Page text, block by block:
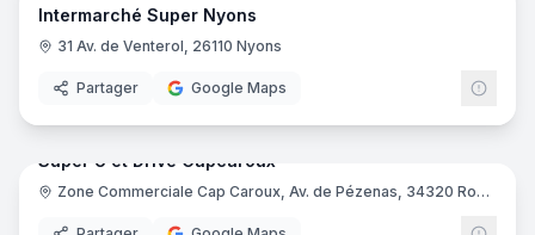
Intermarché Super Nyons
31 Av. de Venterol, 26110 Nyons
Partager Google Maps
40
Super U et Drive Capcaroux
Zone Commerciale Cap Caroux, Av. de Pézenas, 34320 Roujan